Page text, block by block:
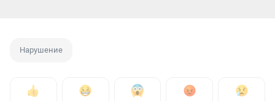
Нарушение